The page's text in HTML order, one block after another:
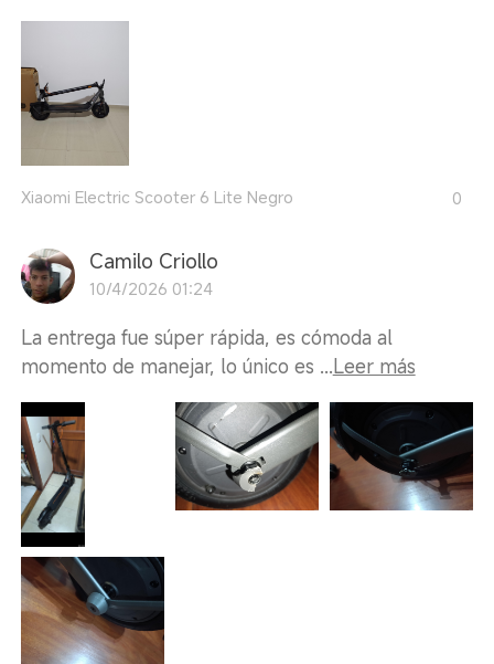
Xiaomi Electric Scooter 6 Lite Negro 0
Camilo Criollo
10/4/2026 01:24
La entrega fue súper rápida, es cómoda al
momento de manejar, lo único es ...Leer más